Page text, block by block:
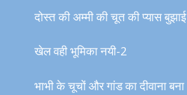
दोस्त की अम्मी की चूत की प्यास बुझाई
खेल वही भूमिका नयी-2
भाभी के चूचों और गांड का दीवाना बना